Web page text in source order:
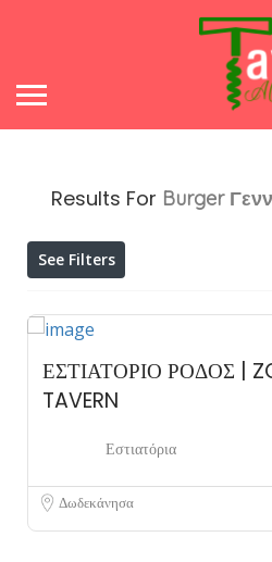
Results For Burger
See Filters
ΕΣΤΙΑΤΟΡΙΟ ΡΟΔΟΣ |
TAVERN
Εστιατόρια
Δωδεκάνησα